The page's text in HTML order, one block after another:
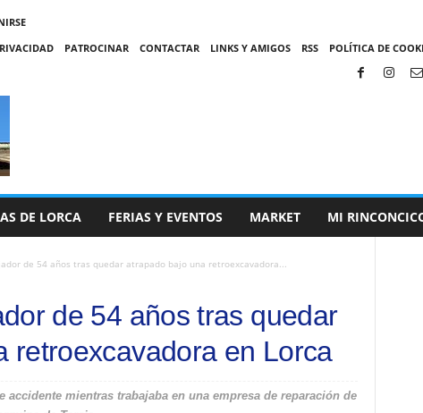
PATROCINAR CONTACTAR LINKS Y AMIGOS RSS POLÍTICA DE
DE LORCA FERIAS Y EVENTOS MARKET MI
de 54 años tras quedar atrapado bajo una retroexcavadora...
de 54 años tras quedar
retroexcavadora en Lorca
mientras trabajaba en una empresa de reparación de